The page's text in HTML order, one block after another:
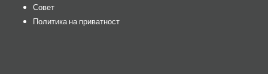
Совет
Политика на приватност